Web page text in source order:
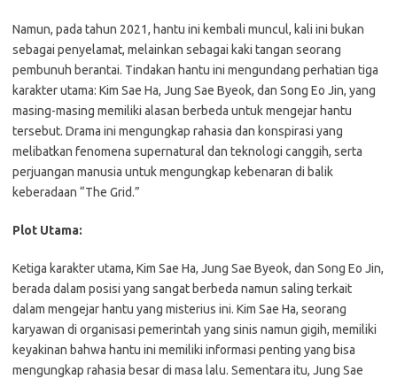
Namun, pada tahun 2021, hantu ini kembali muncul, kali ini bukan
sebagai penyelamat, melainkan sebagai kaki tangan seorang
pembunuh berantai. Tindakan hantu ini mengundang perhatian tiga
karakter utama: Kim Sae Ha, Jung Sae Byeok, dan Song Eo Jin, yang
masing-masing memiliki alasan berbeda untuk mengejar hantu
tersebut. Drama ini mengungkap rahasia dan konspirasi yang
melibatkan fenomena supernatural dan teknologi canggih, serta
perjuangan manusia untuk mengungkap kebenaran di balik
keberadaan “The Grid.”
Plot Utama:
Ketiga karakter utama, Kim Sae Ha, Jung Sae Byeok, dan Song Eo Jin,
berada dalam posisi yang sangat berbeda namun saling terkait
dalam mengejar hantu yang misterius ini. Kim Sae Ha, seorang
karyawan di organisasi pemerintah yang sinis namun gigih, memiliki
keyakinan bahwa hantu ini memiliki informasi penting yang bisa
mengungkap rahasia besar di masa lalu. Sementara itu, Jung Sae